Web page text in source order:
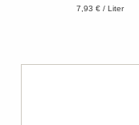
7,93 € / Liter